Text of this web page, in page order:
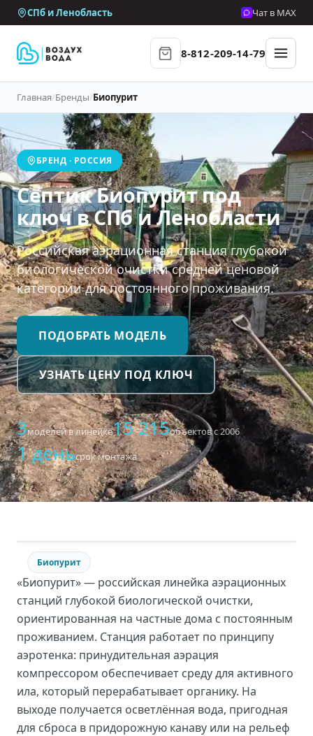
СПб и Ленобласть Чат в MAX
8-812-209-14-79
Главная/Бренды/Биопурит
БРЕНД · РОССИЯ
Септик Биопурит под
ключ в СПб и Ленобласти
Российская аэрационная станция глубокой
биологической очистки средней ценовой
категории для постоянного проживания.
ПОДОБРАТЬ МОДЕЛЬ
УЗНАТЬ ЦЕНУ ПОД КЛЮЧ
3моделей в линейке15 215объектов с 2006
1 деньсрок монтажа
Биопурит
«Биопурит» — российская линейка аэрационных
станций глубокой биологической очистки,
ориентированная на частные дома с постоянным
проживанием. Станция работает по принципу
аэротенка: принудительная аэрация
компрессором обеспечивает среду для активного
ила, который перерабатывает органику. На
выходе получается осветлённая вода, пригодная
для сброса в придорожную канаву или на рельеф